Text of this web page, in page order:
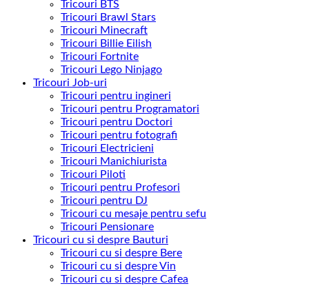
Tricouri BTS
Tricouri Brawl Stars
Tricouri Minecraft
Tricouri Billie Eilish
Tricouri Fortnite
Tricouri Lego Ninjago
Tricouri Job-uri
Tricouri pentru ingineri
Tricouri pentru Programatori
Tricouri pentru Doctori
Tricouri pentru fotografi
Tricouri Electricieni
Tricouri Manichiurista
Tricouri Piloti
Tricouri pentru Profesori
Tricouri pentru DJ
Tricouri cu mesaje pentru sefu
Tricouri Pensionare
Tricouri cu si despre Bauturi
Tricouri cu si despre Bere
Tricouri cu si despre Vin
Tricouri cu si despre Cafea